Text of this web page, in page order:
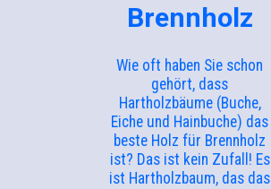
Brennholz
Wie oft haben Sie schon
gehört, dass
Hartholzbäume (Buche,
Eiche und Hainbuche) das
beste Holz für Brennholz
ist? Das ist kein Zufall! Es
ist Hartholzbaum, das das